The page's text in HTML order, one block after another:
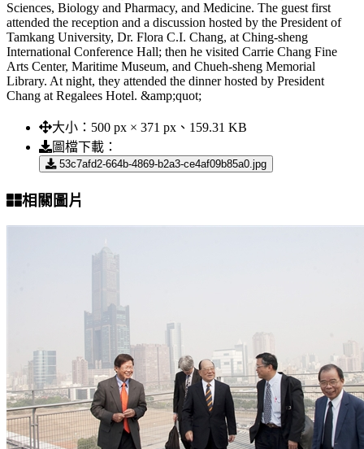
Sciences, Biology and Pharmacy, and Medicine. The guest first
attended the reception and a discussion hosted by the President of
Tamkang University, Dr. Flora C.I. Chang, at Ching-sheng
International Conference Hall; then he visited Carrie Chang Fine
Arts Center, Maritime Museum, and Chueh-sheng Memorial
Library. At night, they attended the dinner hosted by President
Chang at Regalees Hotel. &amp;quot;
大小： 500 px × 371 px、159.31 KB
圖檔下載：
53c7afd2-664b-4869-b2a3-ce4af09b85a0.jpg
相關圖片